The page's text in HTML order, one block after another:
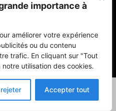
importance à
améliorer votre expérience
ou du contenu
trafic. En cliquant sur "Tout
utilisation des cookies.
Accepter tout
Protection de la Vie Privée: Me
le Bénin à Séoul
Culture
Francophone